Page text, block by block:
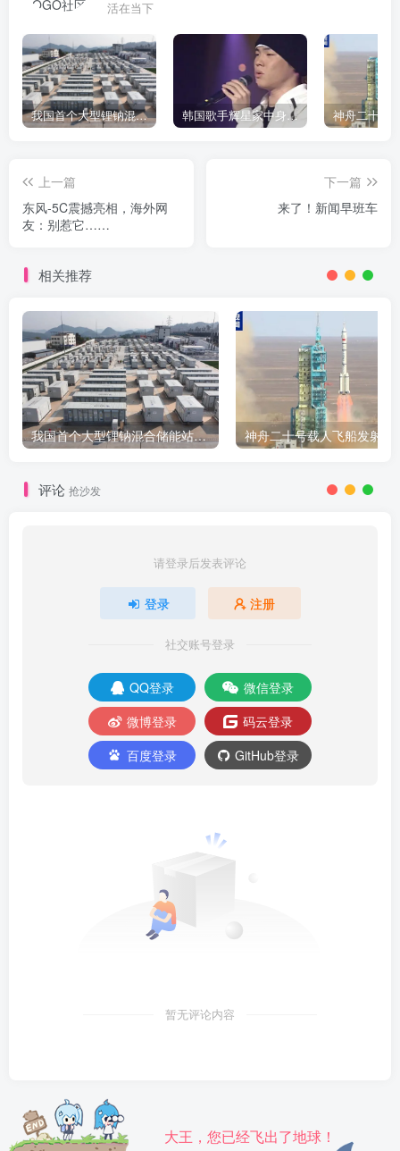
活在当下
我国首个大型锂钠混合储能站投产，开启储能新时代 韩国歌手辉星家中身亡，终年43岁，警方调查死因
上一篇
东风-5C震撼亮相，海外网
友：别惹它……
下一篇
来了！新闻早班车
相关推荐
我国首个大型锂钠混合储能站投产，开启储能新时代
评论 抢沙发
请登录后发表评论
登录 注册
社交账号登录
QQ登录
微信登录
微博登录
码云登录
百度登录
GitHub登录
暂无评论内容
大王，您已经飞出了地球！